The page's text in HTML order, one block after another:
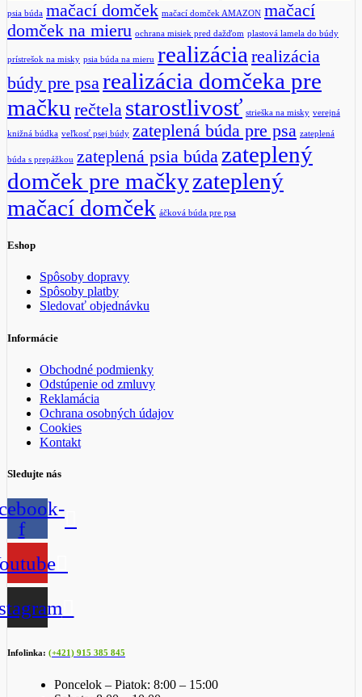
psia búda mačací domček mačací domček AMAZON mačací
domček na mieru ochrana misiek pred dažďom plastová lamela do búdy
prístrešok na misky psia búda na mieru realizácia realizácia
búdy pre psarealizácia domčeka pre
mačku rečtela starostlivosť strieška na misky verejná
knižná búdka veľkosť psej búdy zateplená búda pre psa zateplená
búda s prepážkou zateplená psia búda zateplený
domček pre mačkyzateplený
mačací domček áčková búda pre psa
Eshop
Spôsoby dopravy
Spôsoby platby
Sledovať objednávku
Informácie
Obchodné podmienky
Odstúpenie od zmluvy
Reklamácia
Ochrana osobných údajov
Cookies
Kontakt
Sledujte nás
f
Infolinka: (+421) 915 385 845
Poncelok – Piatok: 8:00 – 15:00